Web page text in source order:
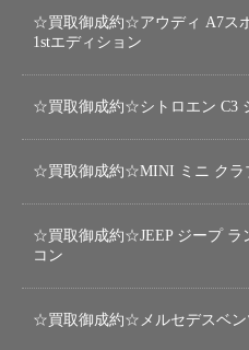
☆買取御成約☆アウディ A7ス
1stエディション
☆買取御成約☆シトロエン C3
☆買取御成約☆MINI ミニ クラ
☆買取御成約☆JEEP ジープ ラ
コン
☆買取御成約☆メルセデスベン